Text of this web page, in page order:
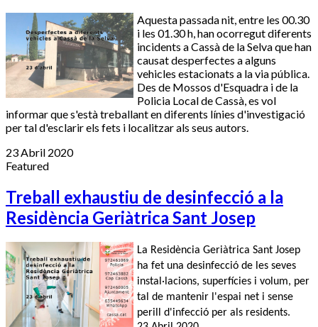
Aquesta passada nit, entre les 00.30
i les 01.30 h, han ocorregut diferents
incidents a Cassà de la Selva que han
causat desperfectes a alguns
vehicles estacionats a la via pública.
Des de Mossos d'Esquadra i de la
Policia Local de Cassà, es vol
informar que s'està treballant en diferents línies d'investigació
per tal d'esclarir els fets i localitzar als seus autors.
23 Abril 2020
Featured
Treball exhaustiu de desinfecció a la
Residència Geriàtrica Sant Josep
La Residència Geriàtrica Sant Josep
ha fet una desinfecció de les seves
instal·lacions, superfícies i volum, per
tal de mantenir l'espai net i sense
perill d'infecció per als residents.